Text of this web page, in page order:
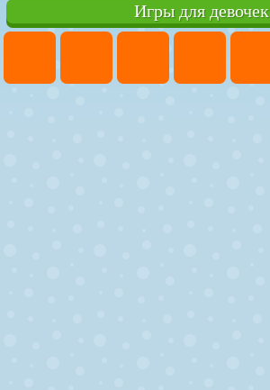
Игры для девочек